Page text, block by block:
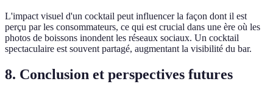
L'impact visuel d'un cocktail peut influencer la façon dont il est
perçu par les consommateurs, ce qui est crucial dans une ère où les
photos de boissons inondent les réseaux sociaux. Un cocktail
spectaculaire est souvent partagé, augmentant la visibilité du bar.
8. Conclusion et perspectives futures